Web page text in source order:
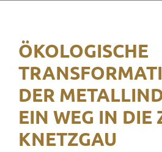
ÖKOLOGISCHE
DER
EIN WEG IN DIE
KNETZGAU